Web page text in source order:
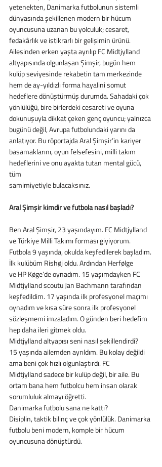
yetenekten, Danimarka futbolunun sistemli
dünyasında şekillenen modern bir hücum
oyuncusuna uzanan bu yolculuk; cesaret,
fedakârlık ve istikrarlı bir gelişimin ürünü.
Ailesinden erken yaşta ayrılıp FC Midtjylland
altyapısında olgunlaşan Şimşir, bugün hem
kulüp seviyesinde rekabetin tam merkezinde
hem de ay-yıldızlı forma hayalini somut
hedeflere dönüştürmüş durumda. Sahadaki çok
yönlülüğü, bire birlerdeki cesareti ve oyuna
dokunuşuyla dikkat çeken genç oyuncu; yalnızca
bugünü değil, Avrupa futbolundaki yarını da
anlatıyor. Bu röportajda Aral Şimşir’in kariyer
basamaklarını, oyun felsefesini, milli takım
hedeflerini ve onu ayakta tutan mental gücü,
tüm
samimiyetiyle bulacaksınız.
Aral Şimşir kimdir ve futbola nasıl başladı?
Ben Aral Şimşir, 23 yaşındayım. FC Midtjylland
ve Türkiye Milli Takımı forması giyiyorum.
Futbola 9 yaşında, okulda keşfedilerek başladım.
İlk kulübüm Rishøj oldu. Ardından Herfølge
ve HP Køge’de oynadım. 15 yaşımdayken FC
Midtjylland scoutu Jan Bachmann tarafından
keşfedildim. 17 yaşında ilk profesyonel maçımı
oynadım ve kısa süre sonra ilk profesyonel
sözleşmemi imzaladım. O günden beri hedefim
hep daha ileri gitmek oldu.
Midtjylland altyapısı seni nasıl şekillendirdi?
15 yaşında ailemden ayrıldım. Bu kolay değildi
ama beni çok hızlı olgunlaştırdı. FC
Midtjylland sadece bir kulüp değil, bir aile. Bu
ortam bana hem futbolcu hem insan olarak
sorumluluk almayı öğretti.
Danimarka futbolu sana ne kattı?
Disiplin, taktik bilinç ve çok yönlülük. Danimarka
futbolu beni modern, komple bir hücum
oyuncusuna dönüştürdü.